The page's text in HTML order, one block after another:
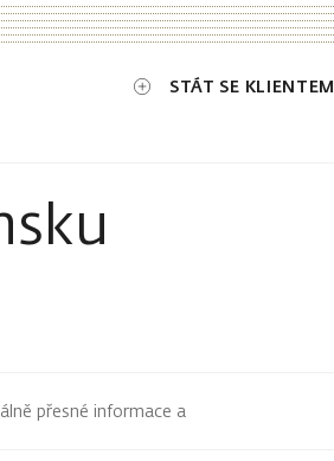
STÁT SE KLIENTEM
přesné informace a